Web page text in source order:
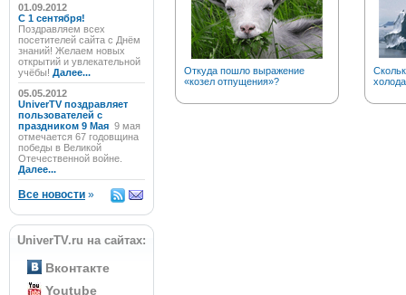
01.09.2012
C 1 сентября!
Поздравляем всех
посетителей сайта с Днём
знаний! Желаем новых
открытий и увлекательной
учёбы! Далее...
05.05.2012
UniverTV поздравляет
пользователей с
праздником 9 Мая 9 мая
отмечается 67 годовщина
победы в Великой
Отечественной войне.
Далее...
Все новости »
UniverTV.ru на сайтах:
Вконтакте
Youtube
Откуда пошло выражение
«козел отпущения»?